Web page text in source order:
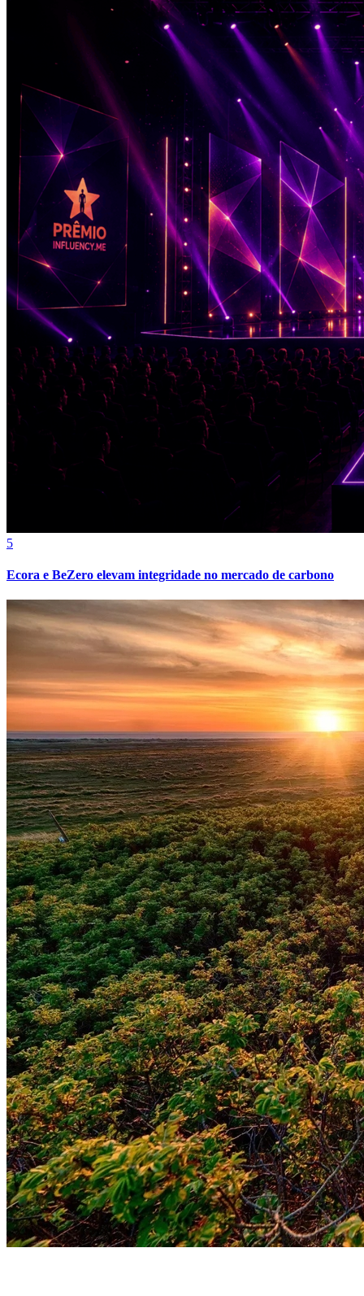
Athletico-PR
Bragantino
Vitória
5
Ecora e BeZero elevam integridade no mercado de carbono